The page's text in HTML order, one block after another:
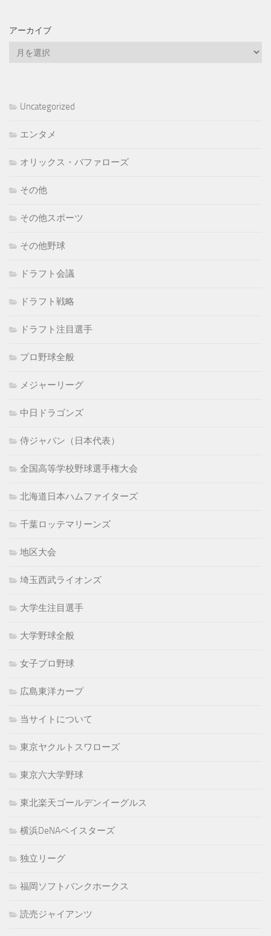
アーカイブ
ブ Uncategorized
エンタメ
オリックス・バファローズ
その他
その他スポーツ
その他野球
ドラフト会議
ドラフト戦略
ドラフト注目選手
プロ野球全般
メジャーリーグ
中日ドラゴンズ
侍ジャパン（日本代表）
全国高等学校野球選手権大会
北海道日本ハムファイターズ
千葉ロッテマリーンズ
地区大会
埼玉西武ライオンズ
大学生注目選手
大学野球全般
女子プロ野球
広島東洋カープ
当サイトについて
東京ヤクルトスワローズ
東京六大学野球
東北楽天ゴールデンイーグルス
横浜DeNAベイスターズ
独立リーグ
福岡ソフトバンクホークス
読売ジャイアンツ